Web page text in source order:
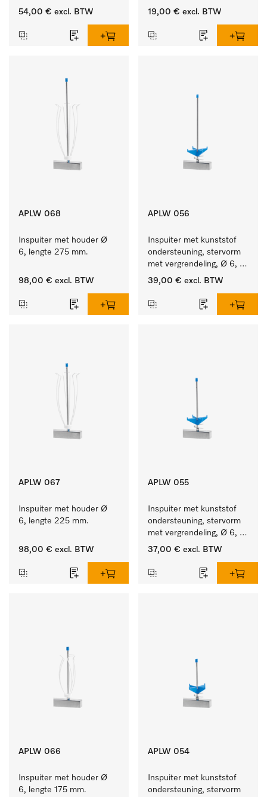
ster, Ø 6, lengte 175 mm.
54,00 € excl. BTW 19,00 € excl. BTW
APLW 068
Inspuiter met houder Ø
6, lengte 275 mm.
98,00 € excl. BTW
APLW 056
Inspuiter met kunststof
ondersteuning, stervorm
met vergrendeling, Ø 6,
lengte 225 mm.
39,00 € excl. BTW
APLW 067
Inspuiter met houder Ø
6, lengte 225 mm.
98,00 € excl. BTW
APLW 055
Inspuiter met kunststof
ondersteuning, stervorm
met vergrendeling, Ø 6,
lengte 175 mm.
37,00 € excl. BTW
APLW 066
Inspuiter met houder Ø
6, lengte 175 mm.
APLW 054
Inspuiter met kunststof
ondersteuning, stervorm